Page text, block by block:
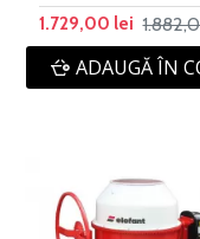
1.729,00 lei
ADAUGĂ ÎN